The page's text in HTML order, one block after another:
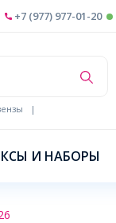
+7 (977) 977-01-20
|
И НАБОРЫ